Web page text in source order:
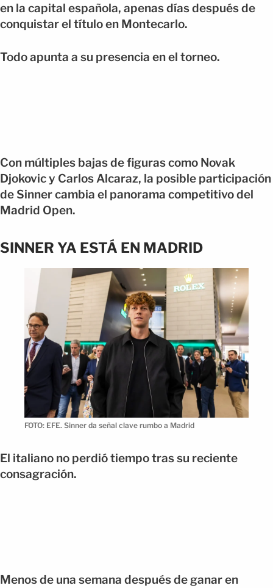
en la capital española, apenas días después de
conquistar el título en Montecarlo.
Todo apunta a su presencia en el torneo.
Con múltiples bajas de figuras como Novak
Djokovic y Carlos Alcaraz, la posible participación
de Sinner cambia el panorama competitivo del
Madrid Open.
SINNER YA ESTÁ EN MADRID
FOTO: EFE. Sinner da señal clave rumbo a Madrid
El italiano no perdió tiempo tras su reciente
consagración.
Menos de una semana después de ganar en